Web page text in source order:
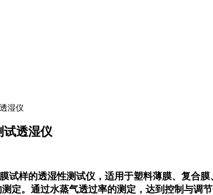
湿仪
试透湿仪
试样的透湿性测试仪，适用于塑料薄膜、复合
定。通过水蒸气透过率的测定，达到控制与调